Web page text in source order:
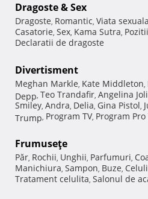
Dragoste & Sex
Dragoste, Romantic, Viata sexuala
Casatorie, Sex, Kama Sutra,
Declaratii de dragoste
Divertisment
Meghan Markle, Kate Middleton,
Depp, Teo Trandafir, Angelina
Smiley, Andra, Delia, Gina Pistol,
Trump, Program TV, Program Pro
Frumuseţe
Păr, Rochii, Unghii, Parfumuri,
Manichiura, Sampon, Buze,
Tratament celulita, Salonul de